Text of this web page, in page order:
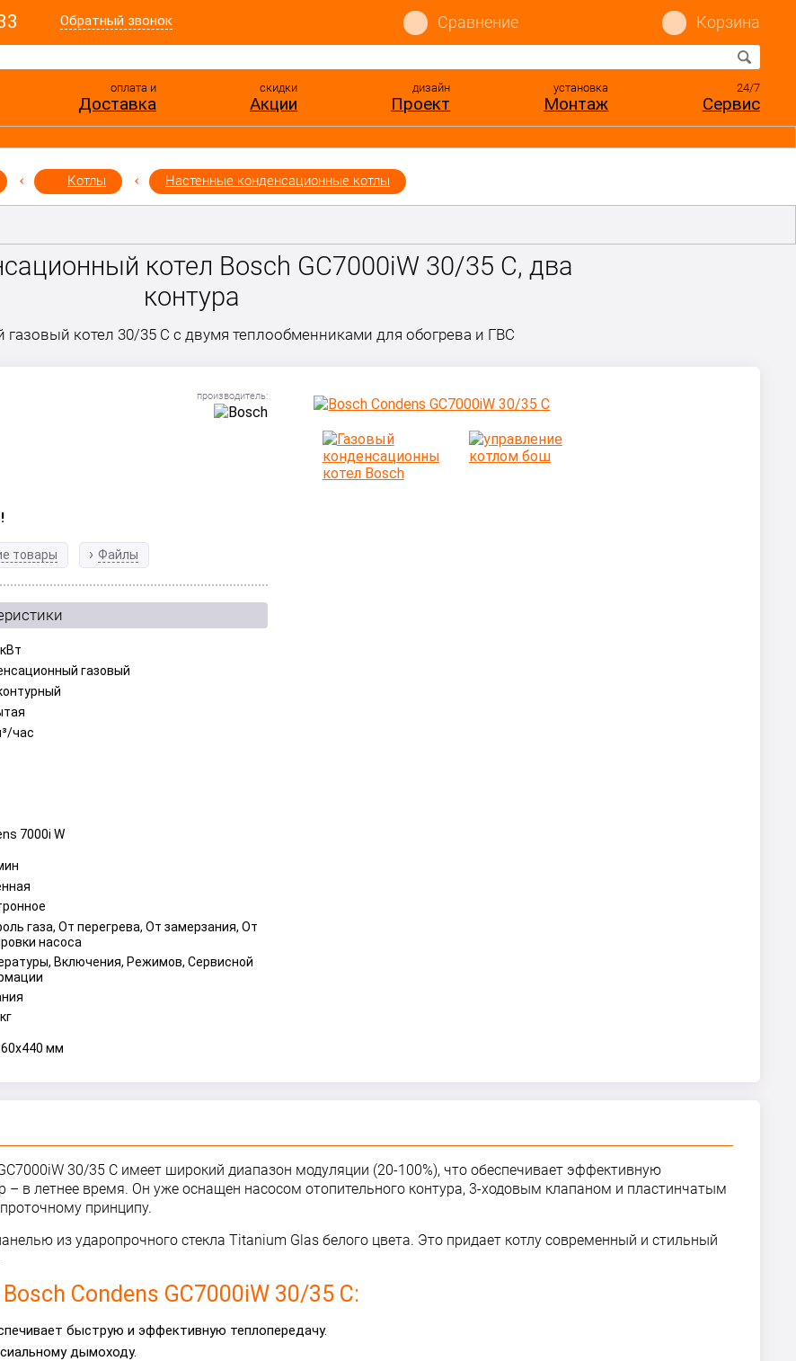
Обратный звонок Сравнение Корзина
оплата и
Доставка
скидки
Акции
дизайн
Проект
установка
Монтаж
24/7
Сервис
Котлы Настенные конденсационные котлы
котел Bosch GC7000iW 30/35 C, два
контура
котел 30/35 C с двумя теплообменниками для обогрева и ГВС
товары Файлы
газовый
час
7000i W
газа, От перегрева, От замерзания, От
насоса
Включения, Режимов, Сервисной
мм
30/35 C имеет широкий диапазон модуляции (20-100%), что обеспечивает эффективную
в летнее время. Он уже оснащен насосом отопительного контура, 3-ходовым клапаном и пластинчатым
принципу.
из ударопрочного стекла Titanium Glas белого цвета. Это придает котлу современный и стильный
Condens GC7000iW 30/35 C:
быструю и эффективную теплопередачу.
дымоходу.